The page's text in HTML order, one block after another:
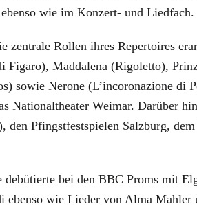
wie im Konzert- und Liedfach.
Rollen ihres Repertoires
Maddalena (Rigoletto),
Nerone (L’incoronazione di
Nationaltheater Weimar. Darüber
Pfingstfestspielen Salzburg,
bei den BBC Proms mit
wie Lieder von Alma Mahler